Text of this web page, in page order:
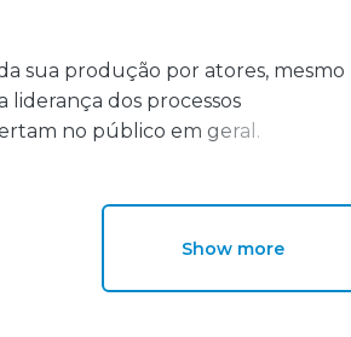
sua produção por atores, mesmo
liderança dos processos
no público em geral.
(FA), analisada na ótica da
nas FA, visando a
públicas. Na prossecução
Show more